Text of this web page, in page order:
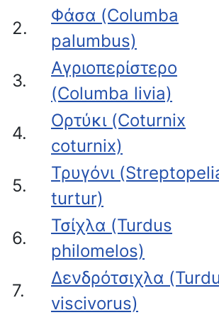
2.
Φάσα (Columba
palumbus)
3.
Αγριοπερίστερο
(Columba livia)
4.
Ορτύκι (Coturnix
coturnix)
5.
Τρυγόνι
turtur)
6.
Τσίχλα (Turdus
philomelos)
7.
Δενδρότσιχλα
viscivorus)